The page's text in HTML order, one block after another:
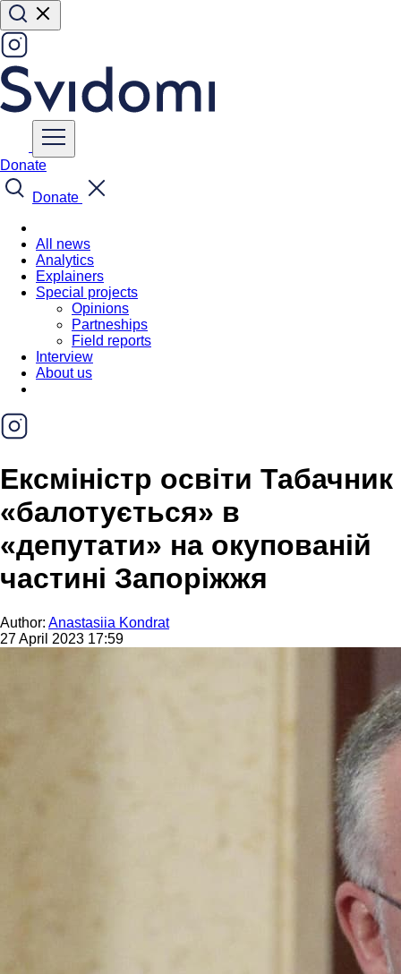
Donate
Donate
All news
Analytics
Explainers
Special projects
Opinions
Partneships
Field reports
Interview
About us
Ексміністр освіти Табачник
«балотується» в
«депутати» на окупованій
частині Запоріжжя
Author: Anastasiia Kondrat
27 April 2023 17:59